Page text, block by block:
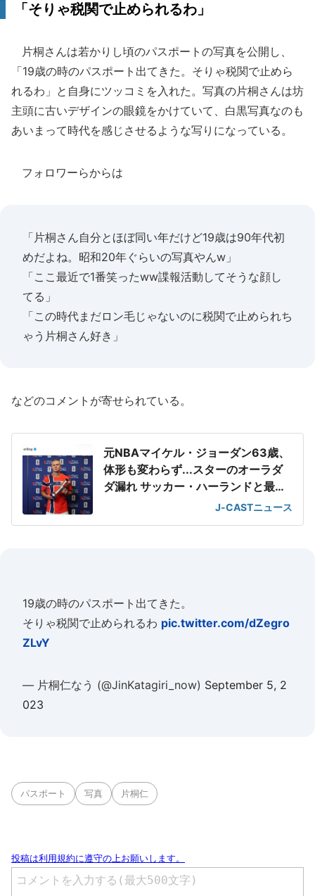
「そりゃ税関で止められるわ」
片桐さんは若かりし頃のパスポートの写真を公開し、
「19歳の時のパスポート出てきた。そりゃ税関で止めら
れるわ」と自身にツッコミを入れた。写真の片桐さんは坊
主頭に古いデザインの眼鏡をかけていて、白黒写真なのも
あいまって時代を感じさせるような写りになっている。
フォロワーらからは
「片桐さん自分とほぼ同い年だけど19歳は90年代初
めだよね。昭和20年ぐらいの写真やんw」
「ここ最近で1番笑ったww諜報活動してそうな顔し
てる」
「この時代まだロン毛じゃないのに税関で止められち
ゃう片桐さん好き」
などのコメントが寄せられている。
元NBAマイケル・ジョーダン63歳、
体形も変わらず...スターのオーラダ
ダ漏れ サッカー・ハーランドと最強
J-CASTニュース
19歳の時のパスポート出てきた。
そりゃ税関で止められるわ pic.twitter.com/dZegro
ZLvY
— 片桐仁なう (@JinKatagiri_now) September 5, 2
023
パスポート 写真 片桐仁